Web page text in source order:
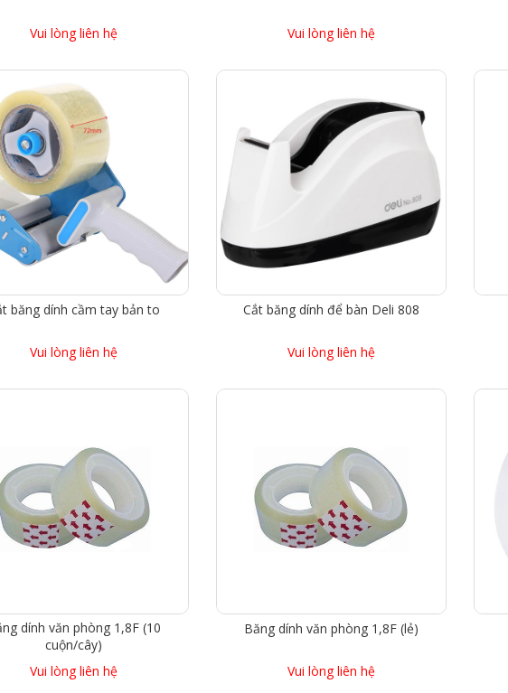
Vui lòng liên hệ Vui lòng liên hệ
băng dính cầm tay bản to
Vui lòng liên hệ
Cắt băng dính để bàn Deli 808
Vui lòng liên hệ
dính văn phòng 1,8F (10
cuộn/cây)
Vui lòng liên hệ
Băng dính văn phòng 1,8F (lẻ)
Vui lòng liên hệ